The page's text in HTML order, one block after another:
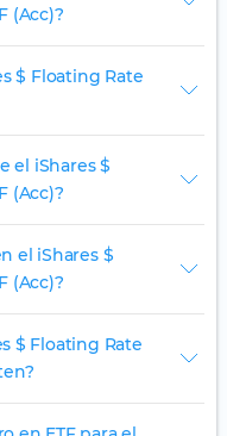
(Acc)?
$ Floating Rate
el iShares $
(Acc)?
el iShares $
(Acc)?
$ Floating Rate